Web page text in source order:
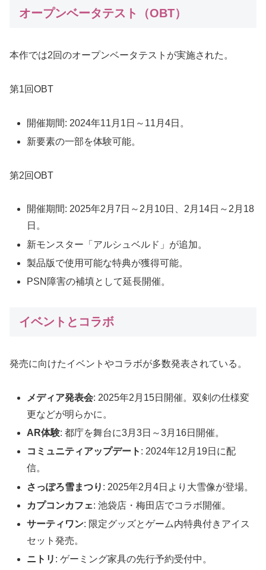
オープンベータテスト（OBT）
本作では2回のオープンベータテストが実施された。
第1回OBT
開催期間: 2024年11月1日～11月4日。
新要素の一部を体験可能。
第2回OBT
開催期間: 2025年2月7日～2月10日、2月14日～2月18
日。
新モンスター「アルシュベルド」が追加。
製品版で使用可能な特典が獲得可能。
PSN障害の補填として延長開催。
イベントとコラボ
発売に向けたイベントやコラボが多数発表されている。
メディア発表会: 2025年2月15日開催。双剣の仕様変
更などが明らかに。
AR体験: 都庁を舞台に3月3日～3月16日開催。
コミュニティアップデート : 2024年12月19日に配
信。
さっぽろ雪まつり : 2025年2月4日より大雪像が登場。
カプコンカフェ: 池袋店・梅田店でコラボ開催。
サーティワン: 限定グッズとゲーム内特典付きアイス
セット発売。
ニトリ : ゲーミング家具の先行予約受付中。